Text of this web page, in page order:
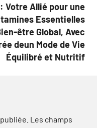
Votre Allié pour une
Essentielles
être Global, Avec
deun Mode de Vie
Équilibré et Nutritif
Les champs